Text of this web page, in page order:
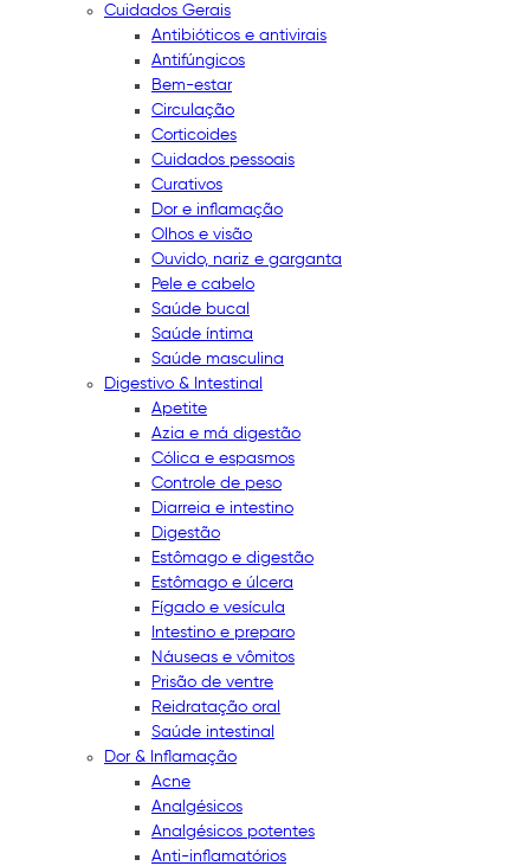
Cuidados Gerais
Antibióticos e antivirais
Antifúngicos
Bem-estar
Circulação
Corticoides
Cuidados pessoais
Curativos
Dor e inflamação
Olhos e visão
Ouvido, nariz e garganta
Pele e cabelo
Saúde bucal
Saúde íntima
Saúde masculina
Digestivo & Intestinal
Apetite
Azia e má digestão
Cólica e espasmos
Controle de peso
Diarreia e intestino
Digestão
Estômago e digestão
Estômago e úlcera
Fígado e vesícula
Intestino e preparo
Náuseas e vômitos
Prisão de ventre
Reidratação oral
Saúde intestinal
Dor & Inflamação
Acne
Analgésicos
Analgésicos potentes
Anti-inflamatórios